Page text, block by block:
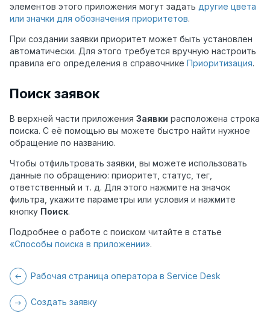
элементов этого приложения могут задать другие цвета
или значки для обозначения приоритетов.
При создании заявки приоритет может быть установлен
автоматически. Для этого требуется вручную настроить
правила его определения в справочнике Приоритизация.
Поиск заявок
В верхней части приложения Заявки расположена строка
поиска. С её помощью вы можете быстро найти нужное
обращение по названию.
Чтобы отфильтровать заявки, вы можете использовать
данные по обращению: приоритет, статус, тег,
ответственный и т. д. Для этого нажмите на значок
фильтра, укажите параметры или условия и нажмите
кнопку Поиск.
Подробнее о работе с поиском читайте в статье
«Способы поиска в приложении».
Рабочая страница оператора в Service Desk
Создать заявку